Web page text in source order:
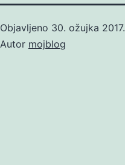
Objavljeno 30. ožujka 2017.
Autor mojblog